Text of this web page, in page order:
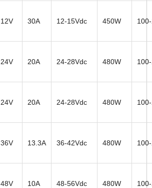
12V 30A 12-15Vdc 450W
24V 20A 24-28Vdc 480W
24V 20A 24-28Vdc 480W
36V 13.3A 36-42Vdc 480W
48V 10A 48-56Vdc 480W